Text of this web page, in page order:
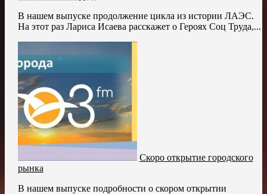
В нашем выпуске продолжение цикла из истории ЛАЭС.
На этот раз Лариса Исаева расскажет о Героях Соц Труда,...
Скоро открытие городского
рынка
В нашем выпуске подробности о скором открытии